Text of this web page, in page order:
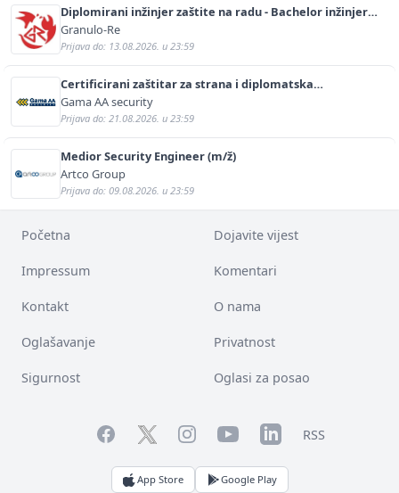
Diplomirani inžinjer zaštite na radu - Bachelor inžinjer
sigurnosti i pomoći (m/ž)
Granulo-Re
Prijava do: 13.08.2026. u 23:59
Certificirani zaštitar za strana i diplomatska
predstavništva (m/ž)
Gama AA security
Prijava do: 21.08.2026. u 23:59
Medior Security Engineer (m/ž)
Artco Group
Prijava do: 09.08.2026. u 23:59
Početna Dojavite vijest
Impressum Komentari
Kontakt O nama
Oglašavanje Privatnost
Sigurnost Oglasi za posao
FacebookTwitterInstagramYouTubeLinkedInRSS
App Store Google Play